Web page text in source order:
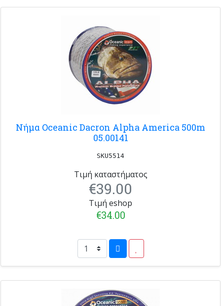
Νήμα Oceanic Dacron Alpha America 500m
05.00141
SKU5514
Τιμή καταστήματος
€39.00
Τιμή eshop
€34.00